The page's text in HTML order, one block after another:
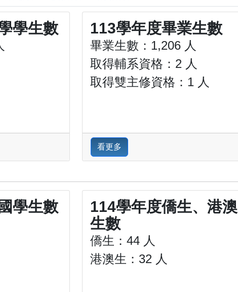
學生數 113學年度畢業生數
畢業生數：1,206 人
取得輔系資格：2 人
取得雙主修資格：1 人
看更多
學生數
114學年度僑生、港澳
生數
僑生：44 人
港澳生：32 人